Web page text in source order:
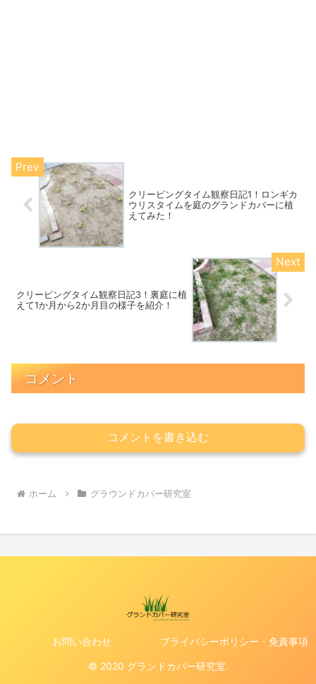
クリーピングタイム観察日記1！ロンギカ
ウリスタイムを庭のグランドカバーに植
えてみた！
クリーピングタイム観察日記3！裏庭に植
えて1か月から2か月目の様子を紹介！
コメント
コメントを書き込む
ホーム グラウンドカバー研究室
お問い合わせ プライバシーポリシー・免責事項
© 2020 グランドカバー研究室.